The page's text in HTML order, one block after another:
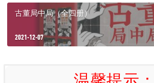
古董局中局（全四册）
2021-12-07